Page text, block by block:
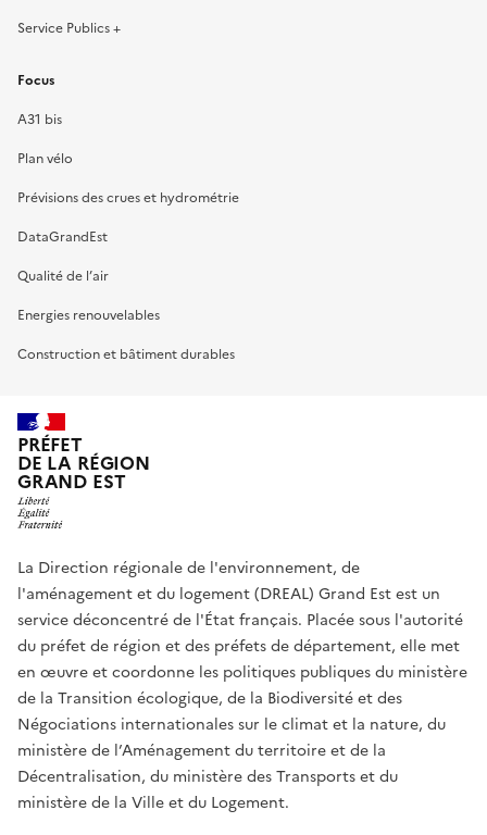
Service Publics +
Focus
A31 bis
Plan vélo
Prévisions des crues et hydrométrie
DataGrandEst
Qualité de l’air
Energies renouvelables
Construction et bâtiment durables
PRÉFET
DE LA RÉGION
GRAND EST
La Direction régionale de l'environnement, de
l'aménagement et du logement (DREAL) Grand Est est un
service déconcentré de l'État français. Placée sous l'autorité
du préfet de région et des préfets de département, elle met
en œuvre et coordonne les politiques publiques du ministère
de la Transition écologique, de la Biodiversité et des
Négociations internationales sur le climat et la nature, du
ministère de l’Aménagement du territoire et de la
Décentralisation, du ministère des Transports et du
ministère de la Ville et du Logement.